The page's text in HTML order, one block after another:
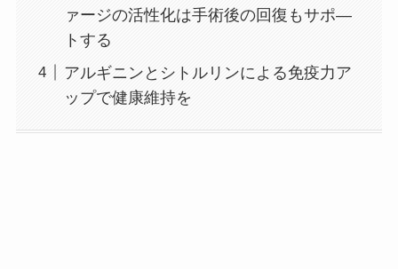
ァージの活性化は手術後の回復もサポ―
トする
アルギニンとシトルリンによる免疫力ア
ップで健康維持を